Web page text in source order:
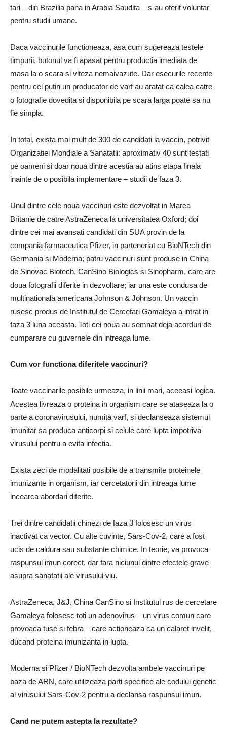
tari – din Brazilia pana in Arabia Saudita – s-au oferit voluntar
pentru studii umane.
Daca vaccinurile functioneaza, asa cum sugereaza testele
timpurii, butonul va fi apasat pentru productia imediata de
masa la o scara si viteza nemaivazute. Dar esecurile recente
pentru cel putin un producator de varf au aratat ca calea catre
o fotografie dovedita si disponibila pe scara larga poate sa nu
fie simpla.
In total, exista mai mult de 300 de candidati la vaccin, potrivit
Organizatiei Mondiale a Sanatatii: aproximativ 40 sunt testati
pe oameni si doar noua dintre acestia au atins etapa finala
inainte de o posibila implementare – studii de faza 3.
Unul dintre cele noua vaccinuri este dezvoltat in Marea
Britanie de catre AstraZeneca la universitatea Oxford; doi
dintre cei mai avansati candidati din SUA provin de la
compania farmaceutica Pfizer, in parteneriat cu BioNTech din
Germania si Moderna; patru vaccinuri sunt produse in China
de Sinovac Biotech, CanSino Biologics si Sinopharm, care are
doua fotografii diferite in dezvoltare; iar una este condusa de
multinationala americana Johnson & Johnson. Un vaccin
rusesc produs de Institutul de Cercetari Gamaleya a intrat in
faza 3 luna aceasta. Toti cei noua au semnat deja acorduri de
cumparare cu guvernele din intreaga lume.
Cum vor functiona diferitele vaccinuri?
Toate vaccinarile posibile urmeaza, in linii mari, aceeasi logica.
Acestea livreaza o proteina in organism care se ataseaza la o
parte a coronavirusului, numita varf, si declanseaza sistemul
imunitar sa produca anticorpi si celule care lupta impotriva
virusului pentru a evita infectia.
Exista zeci de modalitati posibile de a transmite proteinele
imunizante in organism, iar cercetatorii din intreaga lume
incearca abordari diferite.
Trei dintre candidatii chinezi de faza 3 folosesc un virus
inactivat ca vector. Cu alte cuvinte, Sars-Cov-2, care a fost
ucis de caldura sau substante chimice. In teorie, va provoca
raspunsul imun corect, dar fara niciunul dintre efectele grave
asupra sanatatii ale virusului viu.
AstraZeneca, J&J, China CanSino si Institutul rus de cercetare
Gamaleya folosesc toti un adenovirus – un virus comun care
provoaca tuse si febra – care actioneaza ca un calaret invelit,
ducand proteina imunizanta in lupta.
Moderna si Pfizer / BioNTech dezvolta ambele vaccinuri pe
baza de ARN, care utilizeaza parti specifice ale codului genetic
al virusului Sars-Cov-2 pentru a declansa raspunsul imun.
Cand ne putem astepta la rezultate?